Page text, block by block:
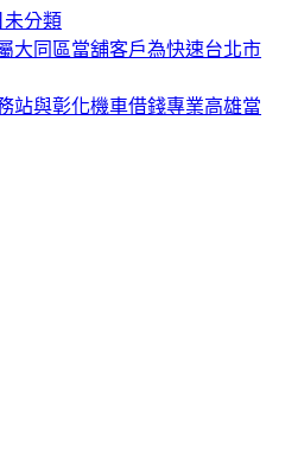
類
未分類
大同區當舖客戶為快速台北市
站與彰化機車借錢專業高雄當